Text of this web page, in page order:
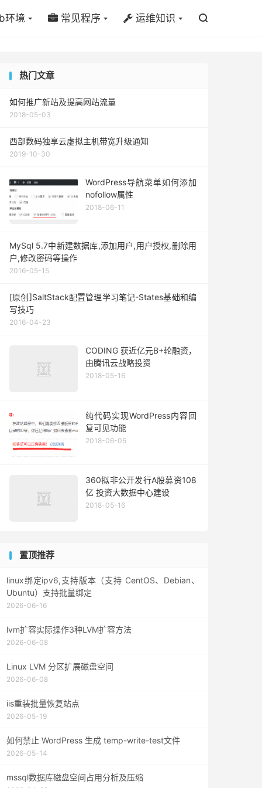
环境 常见程序 运维知识 
热门文章
如何推广新站及提高网站流量
2018-05-03
西部数码独享云虚拟主机带宽升级通知
2019-10-30
WordPress导航菜单如何添加
nofollow属性
2018-06-11
MySql 5.7中新建数据库,添加用户,用户授权,删除用
户,修改密码等操作
2016-05-15
[原创]SaltStack配置管理学习笔记-States基础和编
写技巧
2016-04-23
CODING 获近亿元B+轮融资，
由腾讯云战略投资
2018-05-16
纯代码实现WordPress内容回
复可见功能
2018-06-05
360拟非公开发行A股募资108
亿 投资大数据中心建设
2018-05-16
置顶推荐
linux绑定ipv6,支持版本（支持 CentOS、Debian、
Ubuntu）支持批量绑定
2026-06-16
lvm扩容实际操作3种LVM扩容方法
2026-06-08
Linux LVM 分区扩展磁盘空间
2026-06-08
iis重装批量恢复站点
2026-05-19
如何禁止 WordPress 生成 temp-write-test文件
2026-05-14
mssql数据库磁盘空间占用分析及压缩